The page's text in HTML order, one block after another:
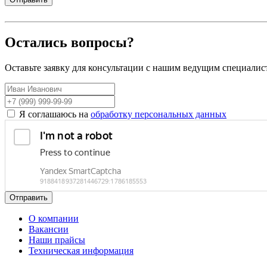
Остались вопросы?
Оставьте заявку для консультации с нашим ведущим
Я соглашаюсь на обработку персональных данных
Отправить
О компании
Вакансии
Наши прайсы
Техническая информация